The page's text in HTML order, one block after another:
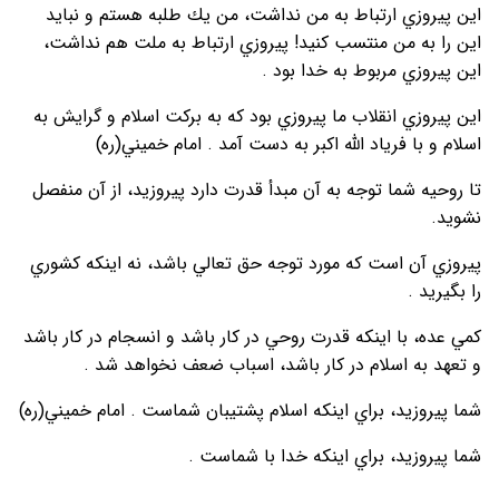
اين پيروزي ارتباط به من نداشت، من يك طلبه هستم و نبايد
اين را به من منتسب كنيد! پيروزي ارتباط به ملت هم نداشت،
اين پيروزي مربوط به خدا بود .
اين پيروزي انقلاب ما پيروزي بود كه به بركت اسلام و گرايش به
اسلام و با فرياد الله اكبر به دست آمد . امام خميني(ره)
تا روحيه شما توجه به آن مبدأ قدرت دارد پيروزيد، از آن منفصل
نشويد.
پيروزي آن است كه مورد توجه حق تعالي باشد، نه اينكه كشوري
را بگيريد .
كمي عده، با اينكه قدرت روحي در كار باشد و انسجام در كار باشد
و تعهد به اسلام در كار باشد، اسباب ضعف نخواهد شد .
شما پيروزيد، براي اينكه اسلام پشتيبان شماست . امام خميني(ره)
شما پيروزيد، براي اينكه خدا با شماست .